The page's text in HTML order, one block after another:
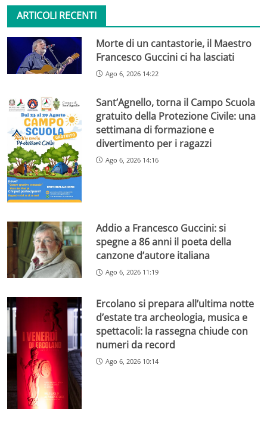
ARTICOLI RECENTI
Morte di un cantastorie, il Maestro
Francesco Guccini ci ha lasciati
Ago 6, 2026 14:22
Sant’Agnello, torna il Campo Scuola
gratuito della Protezione Civile: una
settimana di formazione e
divertimento per i ragazzi
Ago 6, 2026 14:16
Addio a Francesco Guccini: si
spegne a 86 anni il poeta della
canzone d’autore italiana
Ago 6, 2026 11:19
Ercolano si prepara all’ultima notte
d’estate tra archeologia, musica e
spettacoli: la rassegna chiude con
numeri da record
Ago 6, 2026 10:14